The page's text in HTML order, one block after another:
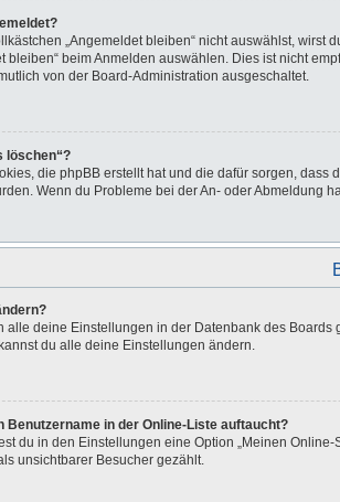
„Angemeldet bleiben“ nicht auswählst,
bleiben“ beim Anmelden auswählen. Dies ist nicht
von der Board-Administration ausgeschaltet.
löschen“?
die phpBB erstellt hat und die dafür sorgen,
Wenn du Probleme bei der An- oder Abmeldung
alle deine Einstellungen in der Datenbank des
du alle deine Einstellungen ändern.
Benutzername in der Online-Liste auftaucht?
du in den Einstellungen eine Option „Meinen
unsichtbarer Besucher gezählt.